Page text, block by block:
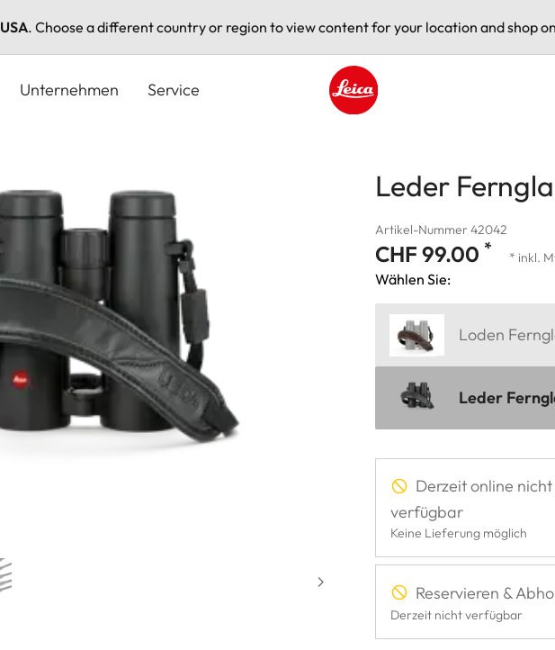
USA. Choose a different country or region to view content for your location and shop
Unternehmen Service
Leder
Artikel-Nummer 42042
CHF 99.00 * * inkl.
Wählen Sie:
Loden
Leder
Derzeit online nicht
verfügbar
Keine Lieferung möglich
Reservieren &
Derzeit nicht verfügbar